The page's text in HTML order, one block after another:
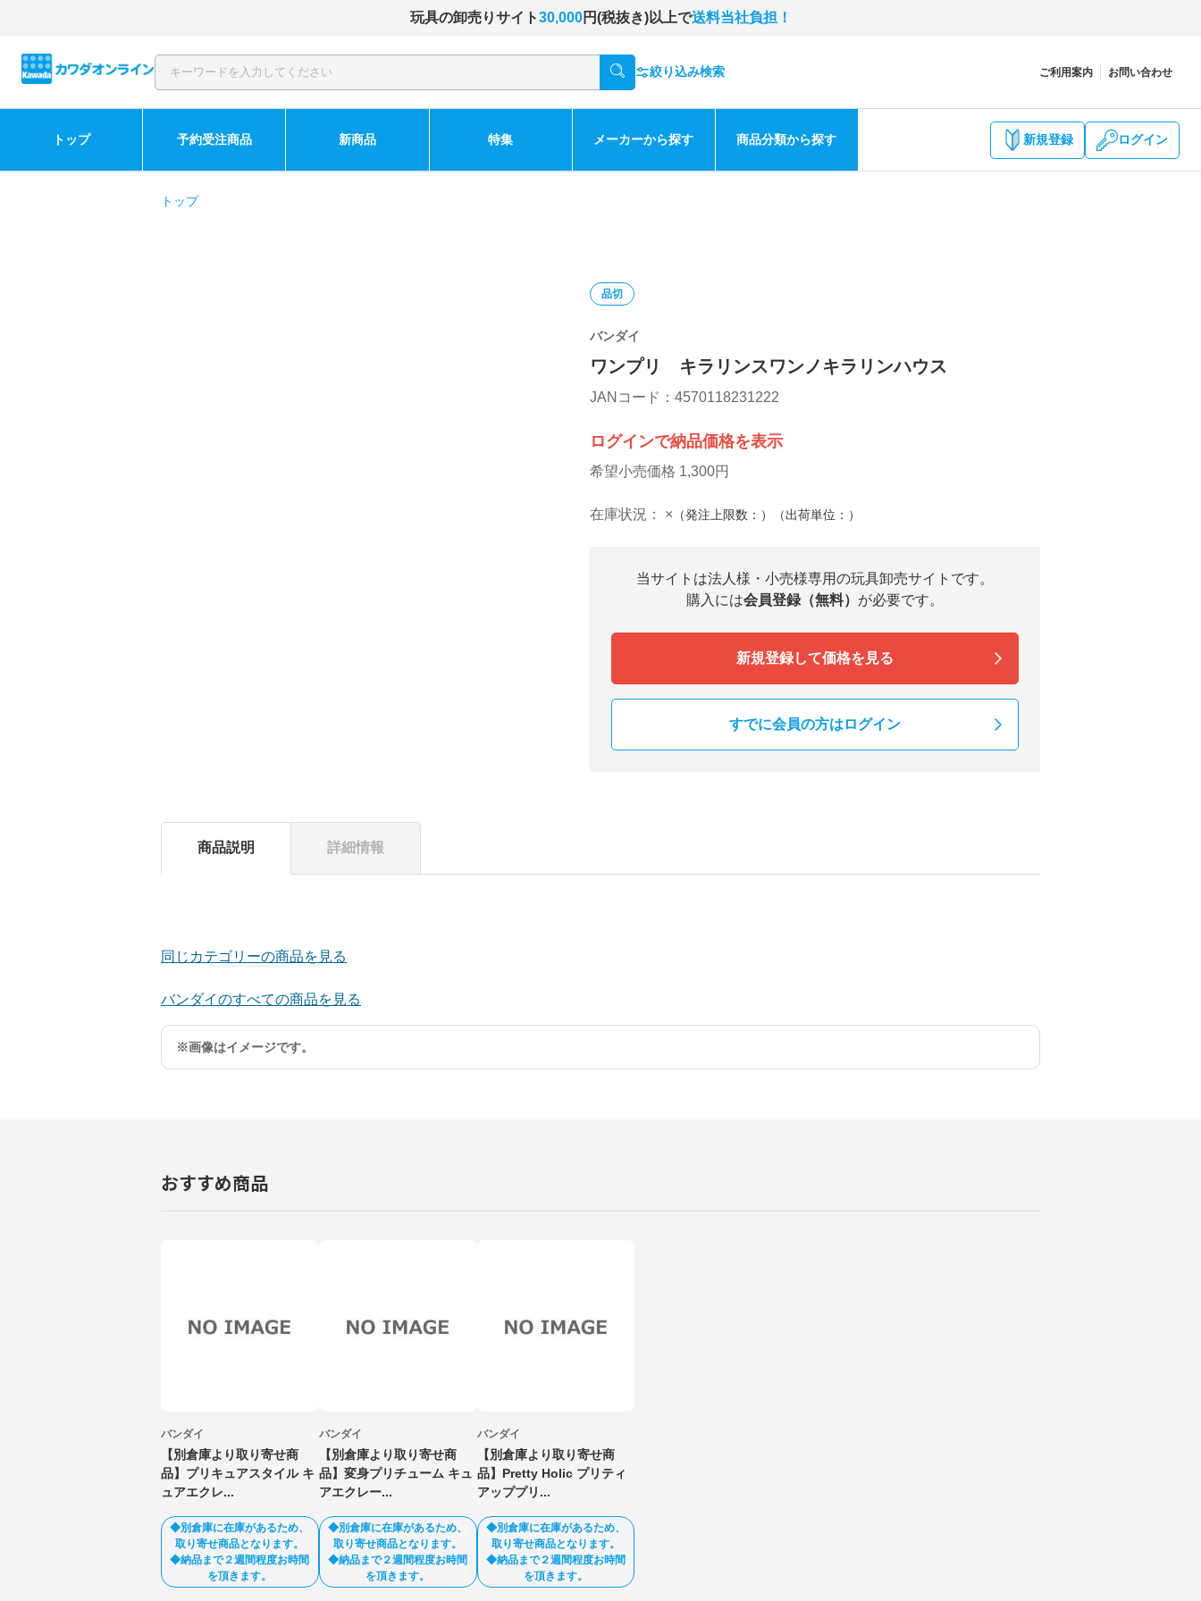
玩具の卸売りサイト30,000円(税抜き)以上で送料当社負担！
絞り込み検索 ご利用案内 お問い合わせ
トップ 予約受注商品 新商品 特集 メーカーから探す 商品分類から探す 新規登録 ログイン
トップ
品切
バンダイ
ワンプリ キラリンスワンノキラリンハウス
JANコード：4570118231222
ログインで納品価格を表示
希望小売価格 1,300円
在庫状況： × （発注上限数：）（出荷単位：）
当サイトは法人様・小売様専用の玩具卸売サイトです。
購入には会員登録（無料） が必要です。
新規登録して価格を見る
すでに会員の方はログイン
商品説明 詳細情報
同じカテゴリーの商品を見る
バンダイのすべての商品を見る
※画像はイメージです。
おすすめ商品
バンダイ
【別倉庫より取り寄せ商
品】プリキュアスタイル キ
ュアエクレ...
◆別倉庫に在庫があるため、
取り寄せ商品となります。
◆納品まで２週間程度お時間
を頂きます。
バンダイ
【別倉庫より取り寄せ商
品】変身プリチューム キュ
アエクレー...
◆別倉庫に在庫があるため、
取り寄せ商品となります。
◆納品まで２週間程度お時間
を頂きます。
バンダイ
【別倉庫より取り寄せ商
品】Pretty Holic プリティ
アッププリ...
◆別倉庫に在庫があるため、
取り寄せ商品となります。
◆納品まで２週間程度お時間
を頂きます。